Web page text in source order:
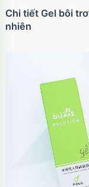
Chi tiết Gel bôi
nhiên